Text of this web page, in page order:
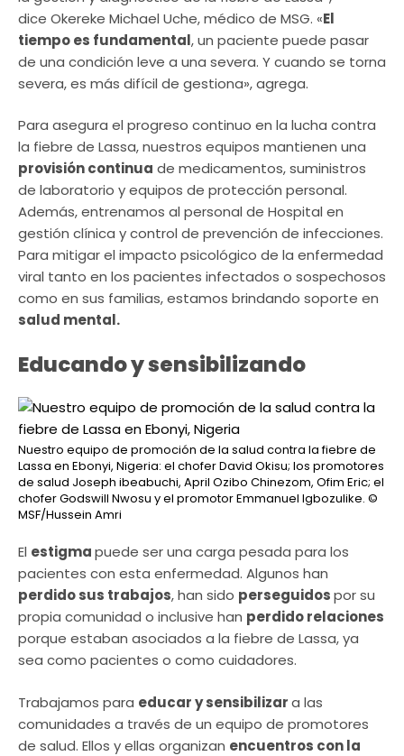
dice Okereke Michael Uche, médico de MSG. «El
tiempo es fundamental, un paciente puede pasar
de una condición leve a una severa. Y cuando se torna
severa, es más difícil de gestiona», agrega.
Para asegura el progreso continuo en la lucha contra
la fiebre de Lassa, nuestros equipos mantienen una
provisión continua de medicamentos, suministros
de laboratorio y equipos de protección personal.
Además, entrenamos al personal de Hospital en
gestión clínica y control de prevención de infecciones.
Para mitigar el impacto psicológico de la enfermedad
viral tanto en los pacientes infectados o sospechosos
como en sus familias, estamos brindando soporte en
salud mental.
Educando y sensibilizando
Nuestro equipo de promoción de la salud contra la fiebre de
Lassa en Ebonyi, Nigeria: el chofer David Okisu; los promotores
de salud Joseph ibeabuchi, April Ozibo Chinezom, Ofim Eric; el
chofer Godswill Nwosu y el promotor Emmanuel Igbozulike. ©
MSF/Hussein Amri
El estigmapuede ser una carga pesada para los
pacientes con esta enfermedad. Algunos han
perdido sus trabajos, han sido perseguidospor su
propia comunidad o inclusive han perdido relaciones
porque estaban asociados a la fiebre de Lassa, ya
sea como pacientes o como cuidadores.
Trabajamos para educar y sensibilizara las
comunidades a través de un equipo de promotores
de salud. Ellos y ellas organizan encuentros con la